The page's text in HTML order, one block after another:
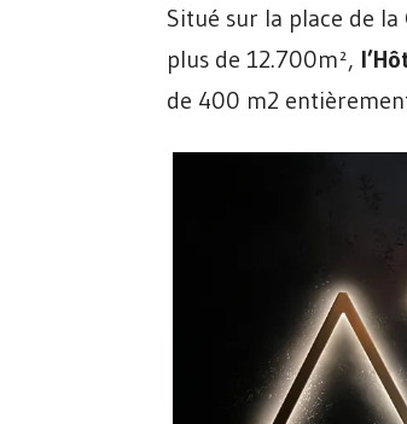
Situé sur la place de
plus de 12.700m²,
de 400 m2